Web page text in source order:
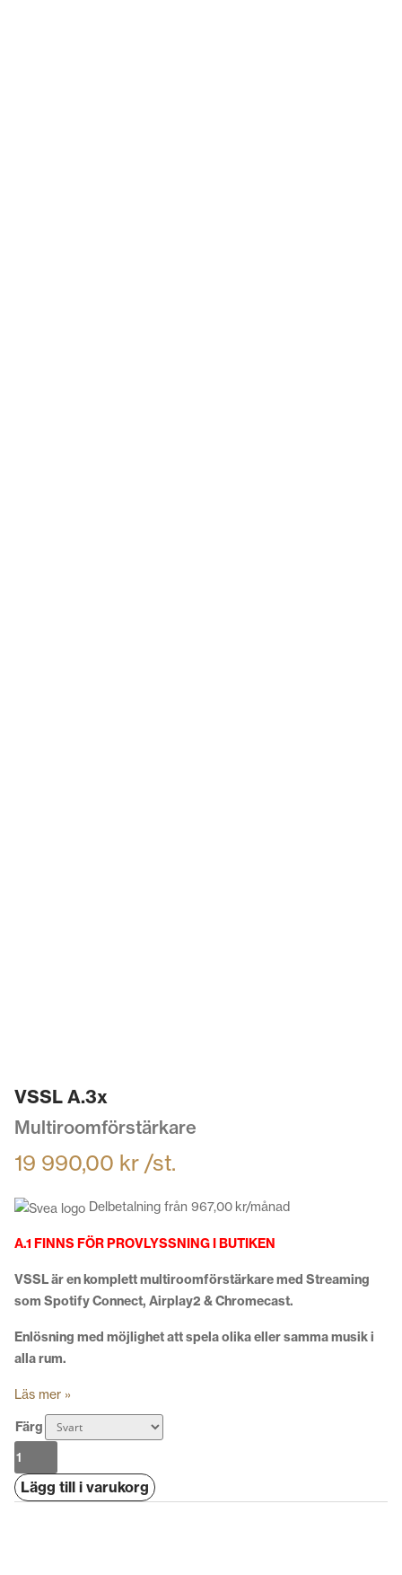
VSSL A.3x
Multiroomförstärkare
19 990,00 kr /st.
Delbetalning från 967,00 kr/månad
A.1 FINNS FÖR PROVLYSSNING I BUTIKEN
VSSL är en komplett multiroomförstärkare med Streaming
som Spotify Connect, Airplay2 & Chromecast.
Enlösning med möjlighet att spela olika eller samma musik i
alla rum.
Läs mer »
Färg
VSSL
A.3x
mängd
Lägg till i varukorg